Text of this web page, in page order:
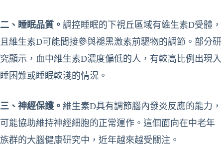
二、睡眠品質。 調控睡眠的下視丘區域有維生素D受體，
且維生素D可能間接參與褪黑激素前驅物的調節。部分研
究顯示，血中維生素D濃度偏低的人，有較高比例出現入
睡困難或睡眠較淺的情況。
三、神經保護。 維生素D具有調節腦內發炎反應的能力，
可能協助維持神經細胞的正常運作。這個面向在中老年
族群的大腦健康研究中，近年越來越受關注。